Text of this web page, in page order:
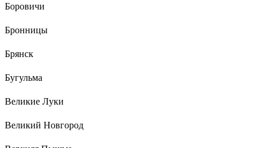
Боровичи
Бронницы
Брянск
Бугульма
Великие Луки
Великий Новгород